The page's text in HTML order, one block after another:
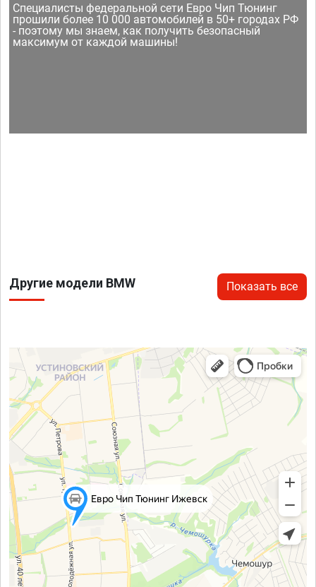
Специалисты федеральной сети Евро Чип Тюнинг
прошили более 10 000 автомобилей в 50+ городах РФ
- поэтому мы знаем, как получить безопасный
максимум от каждой машины!
Другие модели BMW Показать все